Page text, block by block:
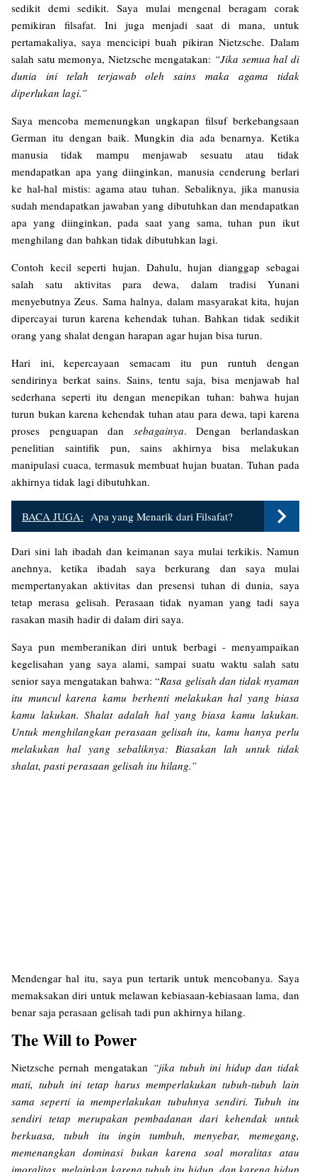
sedikit demi sedikit. Saya mulai mengenal beragam corak
pemikiran filsafat. Ini juga menjadi saat di mana, untuk
pertamakaliya, saya mencicipi buah pikiran Nietzsche. Dalam
salah satu memonya, Nietzsche mengatakan: “Jika semua hal di
dunia ini telah terjawab oleh sains maka agama tidak
diperlukan lagi.”
Saya mencoba memenungkan ungkapan filsuf berkebangsaan
German itu dengan baik. Mungkin dia ada benarnya. Ketika
manusia tidak mampu menjawab sesuatu atau tidak
mendapatkan apa yang diinginkan, manusia cenderung berlari
ke hal-hal mistis: agama atau tuhan. Sebaliknya, jika manusia
sudah mendapatkan jawaban yang dibutuhkan dan mendapatkan
apa yang diinginkan, pada saat yang sama, tuhan pun ikut
menghilang dan bahkan tidak dibutuhkan lagi.
Contoh kecil seperti hujan. Dahulu, hujan dianggap sebagai
salah satu aktivitas para dewa, dalam tradisi Yunani
menyebutnya Zeus. Sama halnya, dalam masyarakat kita, hujan
dipercayai turun karena kehendak tuhan. Bahkan tidak sedikit
orang yang shalat dengan harapan agar hujan bisa turun.
Hari ini, kepercayaan semacam itu pun runtuh dengan
sendirinya berkat sains. Sains, tentu saja, bisa menjawab hal
sederhana seperti itu dengan menepikan tuhan: bahwa hujan
turun bukan karena kehendak tuhan atau para dewa, tapi karena
proses penguapan dan sebagainya. Dengan berlandaskan
penelitian saintifik pun, sains akhirnya bisa melakukan
manipulasi cuaca, termasuk membuat hujan buatan. Tuhan pada
akhirnya tidak lagi dibutuhkan.
BACA JUGA: Apa yang Menarik dari Filsafat?
Dari sini lah ibadah dan keimanan saya mulai terkikis. Namun
anehnya, ketika ibadah saya berkurang dan saya mulai
mempertanyakan aktivitas dan presensi tuhan di dunia, saya
tetap merasa gelisah. Perasaan tidak nyaman yang tadi saya
rasakan masih hadir di dalam diri saya.
Saya pun memberanikan diri untuk berbagi - menyampaikan
kegelisahan yang saya alami, sampai suatu waktu salah satu
senior saya mengatakan bahwa: “Rasa gelisah dan tidak nyaman
itu muncul karena kamu berhenti melakukan hal yang biasa
kamu lakukan. Shalat adalah hal yang biasa kamu lakukan.
Untuk menghilangkan perasaan gelisah itu, kamu hanya perlu
melakukan hal yang sebaliknya: Biasakan lah untuk tidak
shalat, pasti perasaan gelisah itu hilang.”
Mendengar hal itu, saya pun tertarik untuk mencobanya. Saya
memaksakan diri untuk melawan kebiasaan-kebiasaan lama, dan
benar saja perasaan gelisah tadi pun akhirnya hilang.
The Will to Power
Nietzsche pernah mengatakan “jika tubuh ini hidup dan tidak
mati, tubuh ini tetap harus memperlakukan tubuh-tubuh lain
sama seperti ia memperlakukan tubuhnya sendiri. Tubuh itu
sendiri tetap merupakan pembadanan dari kehendak untuk
berkuasa, tubuh itu ingin tumbuh, menyebar, memegang,
memenangkan dominasi bukan karena soal moralitas atau
imoralitas, melainkan karena tubuh itu hidup, dan karena hidup